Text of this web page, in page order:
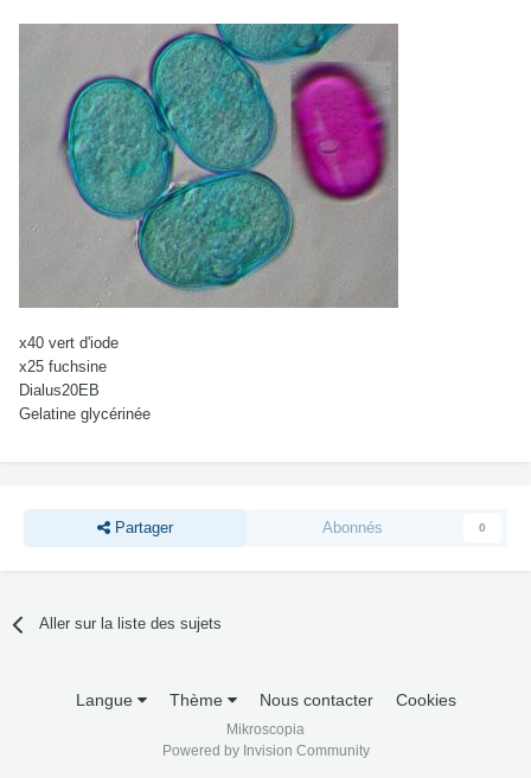
x40 vert d'iode
x25 fuchsine
Dialus20EB
Gelatine glycérinée
Partager Abonnés 0
Aller sur la liste des sujets
Langue Thème Nous contacter Cookies
Mikroscopia
Powered by Invision Community